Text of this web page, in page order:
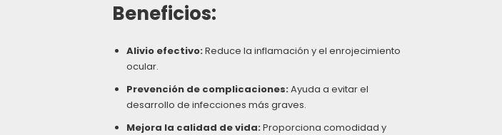
Beneficios:
Alivio efectivo:Reduce la inflamación y el enrojecimiento
ocular.
Prevención de complicaciones:Ayuda a evitar el
desarrollo de infecciones más graves.
Mejora la calidad de vida:Proporciona comodidad y